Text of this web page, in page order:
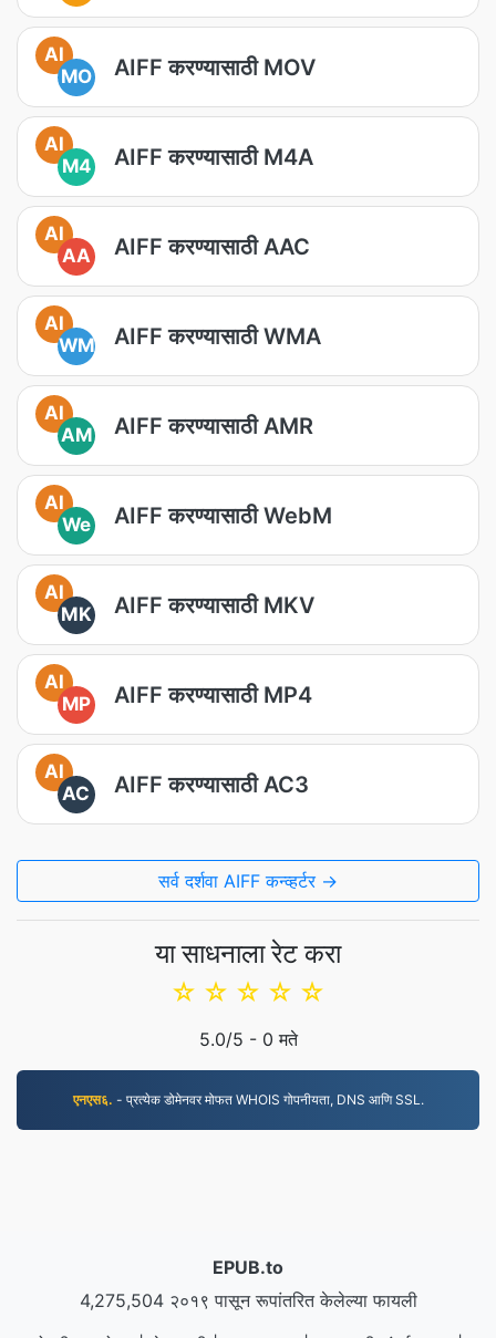
AI
MO
AIFF करण्यासाठी MOV
AI
M4
AIFF करण्यासाठी M4A
AI
AA
AIFF करण्यासाठी AAC
AI
WM
AIFF करण्यासाठी WMA
AI
AM
AIFF करण्यासाठी AMR
AI
We
AIFF करण्यासाठी WebM
AI
MK
AIFF करण्यासाठी MKV
AI
MP
AIFF करण्यासाठी MP4
AI
AC
AIFF करण्यासाठी AC3
सर्व दर्शवा AIFF कन्व्हर्टर →
या साधनाला रेट करा
☆
☆
☆
☆
☆
5.0/5 - 0 मते
एनएस६. - प्रत्येक डोमेनवर मोफत WHOIS गोपनीयता, DNS आणि SSL.
EPUB.to
4,275,504 २०१९ पासून रूपांतरित केलेल्या फायली